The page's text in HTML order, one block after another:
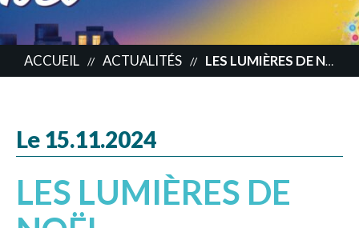
ACCUEIL // ACTUALITÉS // LES LUMIÈRES DE NOËL
Le 15.11.2024
LES LUMIÈRES DE